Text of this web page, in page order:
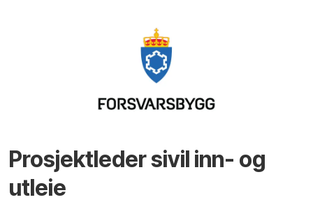
Prosjektleder sivil inn- og
utleie